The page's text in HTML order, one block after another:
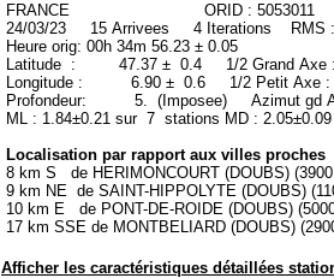
FRANCE ORID : 5053011
24/03/23 15 Arrivees 4 Iterations RMS
Heure orig: 00h 34m 56.23 ± 0.05
Latitude : 47.37 ± 0.4 1/2 Grand
Longitude : 6.90 ± 0.6 1/2 Petit Axe
Profondeur: 5. (Imposee) Azimut gd
ML : 1.84±0.21 sur 7 stations MD :
Localisation par rapport aux villes proches
8 km S de HERIMONCOURT (DOUBS)
9 km NE de SAINT-HIPPOLYTE (DOUBS)
10 km E de PONT-DE-ROIDE (DOUBS)
17 km SSE de MONTBELIARD (DOUBS)
Afficher les caractéristiques détaillées